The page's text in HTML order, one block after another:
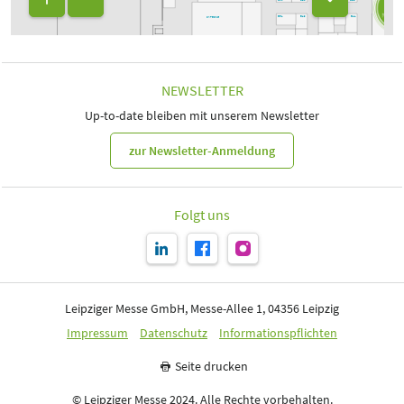
B41
B49
CATERING B51
B42
NEWSLETTER
Up-to-date bleiben mit unserem Newsletter
zur Newsletter-Anmeldung
Folgt uns
Leipziger Messe GmbH, Messe-Allee 1, 04356 Leipzig
Impressum
Datenschutz Informationspflichten
Seite drucken
© Leipziger Messe 2024. Alle Rechte vorbehalten.